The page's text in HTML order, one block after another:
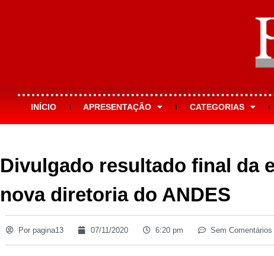
INÍCIO APRESENTAÇÃO CATEGORIAS
Divulgado resultado final da
nova diretoria do ANDES
Por pagina13 07/11/2020 6:20 pm Sem Comentários